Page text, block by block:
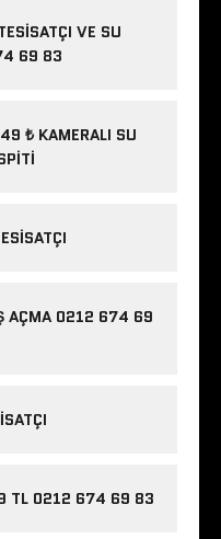
VE SU
69 83
₺ KAMERALI SU
AÇMA 0212 674 69
TL 0212 674 69 83